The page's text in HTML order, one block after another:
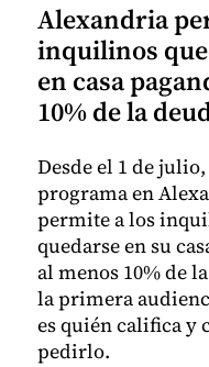
Alexandria
inquilinos
en casa
10% de la
Desde el 1 de
programa en
permite a los
quedarse en su
al menos 10% de
la primera
es quién califica y
pedirlo.